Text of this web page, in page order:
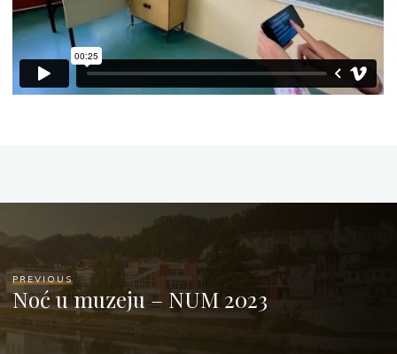
PREVIOUS
Noć u muzeju – NUM 2023